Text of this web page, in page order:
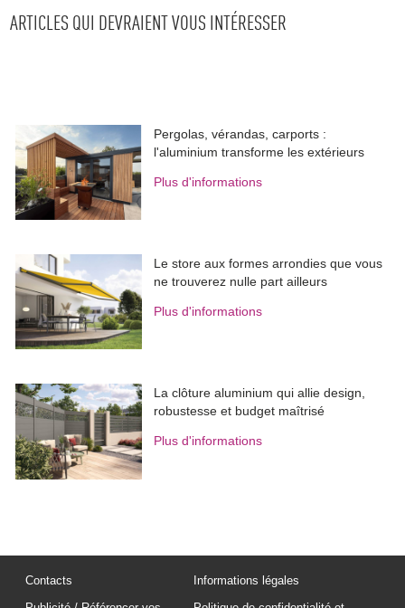
ARTICLES QUI DEVRAIENT VOUS INTÉRESSER
Pergolas, vérandas, carports :
l'aluminium transforme les extérieurs
Plus d'informations
Le store aux formes arrondies que vous
ne trouverez nulle part ailleurs
Plus d'informations
La clôture aluminium qui allie design,
robustesse et budget maîtrisé
Plus d'informations
Contacts
Informations légales